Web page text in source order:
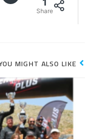
1
Share
MIGHT ALSO LIKE